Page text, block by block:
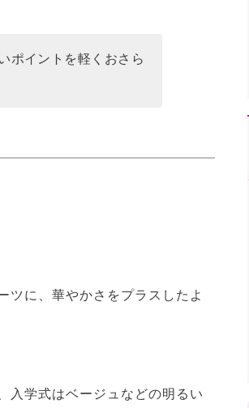
ポイントを軽くおさら
ツに、華やかさをプラスしたよ
入学式はベージュなどの明るい